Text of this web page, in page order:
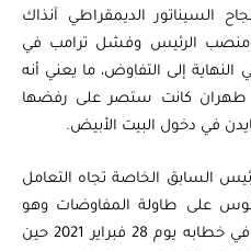
السيناتور الديمقراطي آنذاك
منصب الرئيس وفشل ترامب في
النهاية إلى التفاوض، ما يعني أنه
طهران كانت ستصر على رفضها
في دخول البيت الأبيض.
السابق الخاصة تجاه التعامل
على طاولة المفاوضات وهو
الأساس الذي انطلق منه ترامب في خطابه يوم 28 فبراير 2021 حين